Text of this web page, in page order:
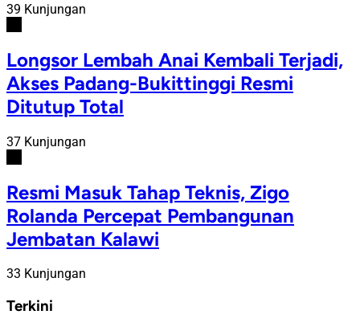
39 Kunjungan
Longsor Lembah Anai Kembali Terjadi,
Akses Padang-Bukittinggi Resmi
Ditutup Total
37 Kunjungan
Resmi Masuk Tahap Teknis, Zigo
Rolanda Percepat Pembangunan
Jembatan Kalawi
33 Kunjungan
Terkini